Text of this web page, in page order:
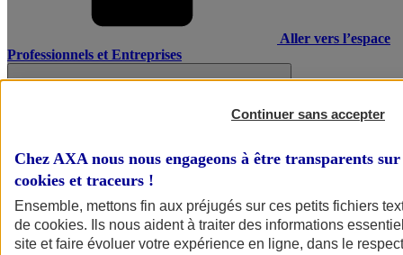
Aller vers l’espace
Professionnels et Entreprises
Continuer sans accepter
Chez AXA nous nous engageons à être transparents
cookies et traceurs !
Ensemble, mettons fin aux préjugés sur ces petits fichiers
de cookies. Ils nous aident à traiter des informations
site et faire évoluer votre expérience en ligne, dans le